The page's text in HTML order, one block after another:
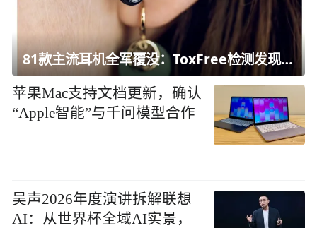
81款主流耳机全军覆没：ToxFree检测发现均含对人体有害化学物质
苹果Mac支持文档更新，确认
“Apple智能”与千问模型合作
吴声2026年度演讲拆解联想
AI：从世界杯全域AI实景，